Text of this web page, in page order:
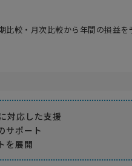
比較・月次比較から年間の損益を
対応した支援
サポート
を展開